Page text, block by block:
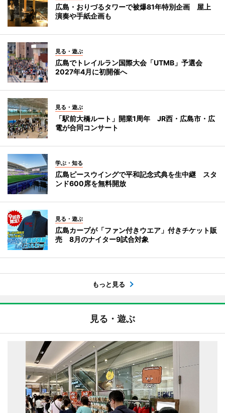
広島・おりづるタワーで被爆81年特別企画 屋上
演奏や手紙企画も
見る・遊ぶ
広島でトレイルラン国際大会「UTMB」予選会
2027年4月に初開催へ
見る・遊ぶ
「駅前大橋ルート」開業1周年 JR西・広島市・広
電が合同コンサート
学ぶ・知る
広島ピースウイングで平和記念式典を生中継 スタ
ンド600席を無料開放
見る・遊ぶ
広島カープが「ファン付きウエア」付きチケット販
売 8月のナイター9試合対象
もっと見る
見る・遊ぶ